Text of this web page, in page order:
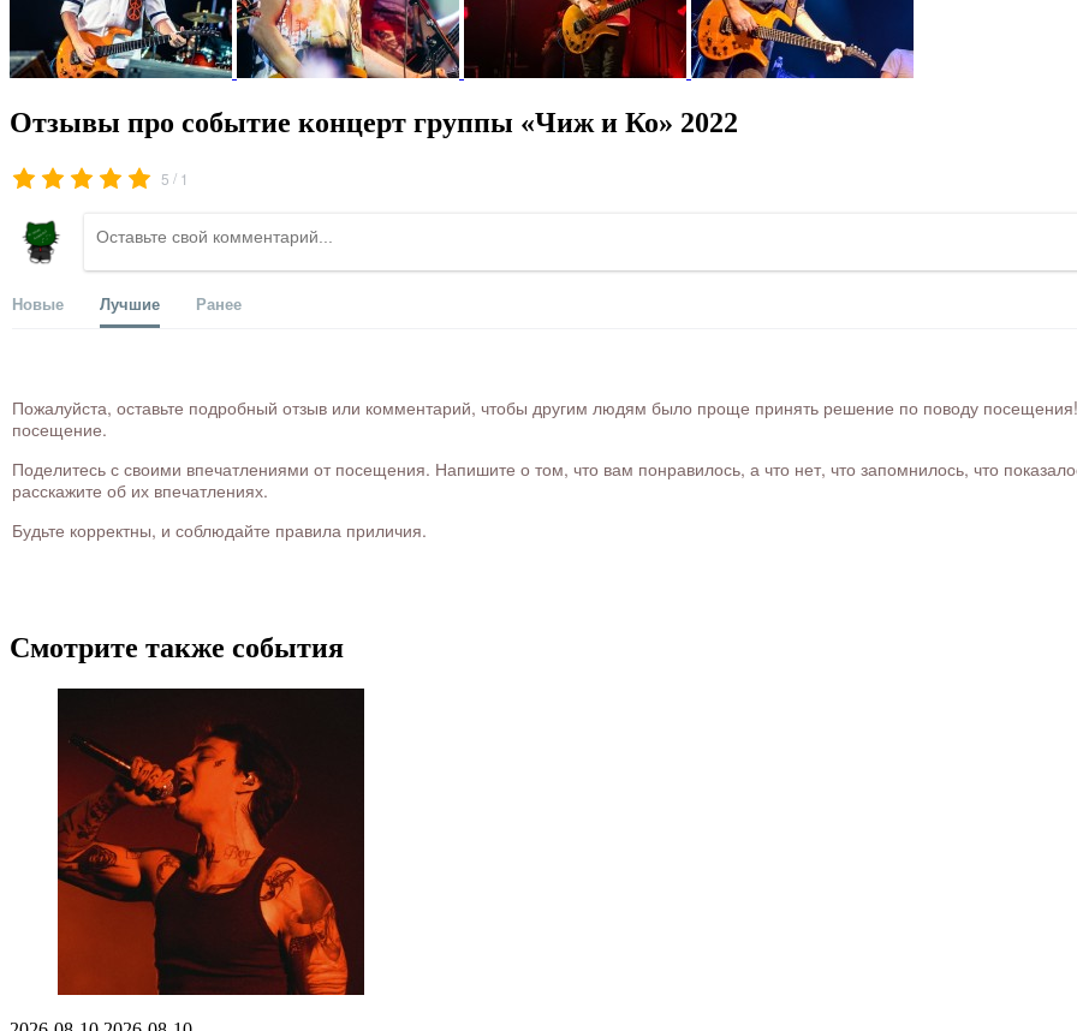
Отзывы про событие концерт группы «Чиж и Ко» 2022
5 / 1
Новые Лучшие Ранее
Пожалуйста, оставьте подробный отзыв или комментарий, чтобы другим людям было проще принять решение по поводу посещения!
посещение.
Поделитесь с своими впечатлениями от посещения. Напишите о том, что вам понравилось, а что нет, что запомнилось, что
расскажите об их впечатлениях.
Будьте корректны, и соблюдайте правила приличия.
Смотрите также события